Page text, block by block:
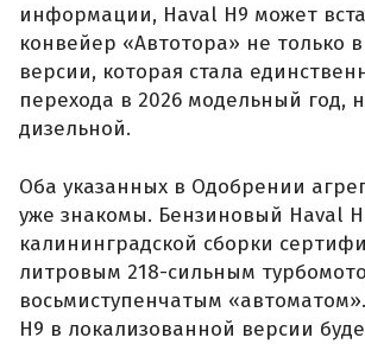
информации, Haval H9 может
конвейер «Автотора» не только
версии, которая стала
перехода в 2026 модельный год,
дизельной.
Оба указанных в Одобрении
уже знакомы. Бензиновый Haval
калининградской сборки
литровым 218-сильным
восьмиступенчатым
H9 в локализованной версии